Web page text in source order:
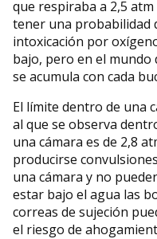
que respiraba a 2,5
tener una probabilidad
intoxicación por
bajo, pero en el mundo
se acumula con cada
El límite dentro de una
al que se observa
una cámara es de 2,8
producirse
una cámara y no
estar bajo el agua las
correas de sujeción
el riesgo de